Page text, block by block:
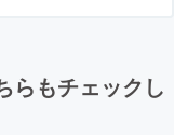
らもチェックし